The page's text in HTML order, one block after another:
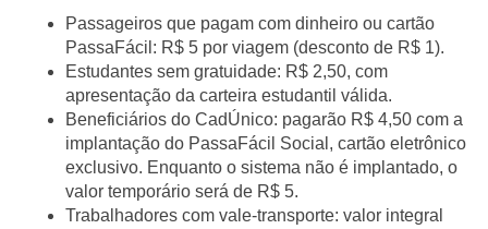
Passageiros que pagam com dinheiro ou cartão
PassaFácil : R$ 5 por viagem (desconto de R$ 1).
Estudantes sem gratuidade: R$ 2,50, com
apresentação da carteira estudantil válida.
Beneficiários do CadÚnico: pagarão R$ 4,50 com a
implantação do PassaFácil Social , cartão eletrônico
exclusivo. Enquanto o sistema não é implantado, o
valor temporário será de R$ 5.
Trabalhadores com vale-transporte: valor integral